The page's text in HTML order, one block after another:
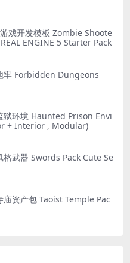
游戏开发模板 Zombie Shoote
ENGINE 5 Starter Pack
牢 Forbidden Dungeons
狱环境 Haunted Prison Envi
+ Interior , Modular)
格武器 Swords Pack Cute Se
资产包 Taoist Temple Pac